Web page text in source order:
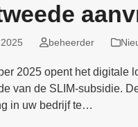
beheerder
2025 opent het digitale
van de SLIM-subsidie.
in uw bedrijf te…